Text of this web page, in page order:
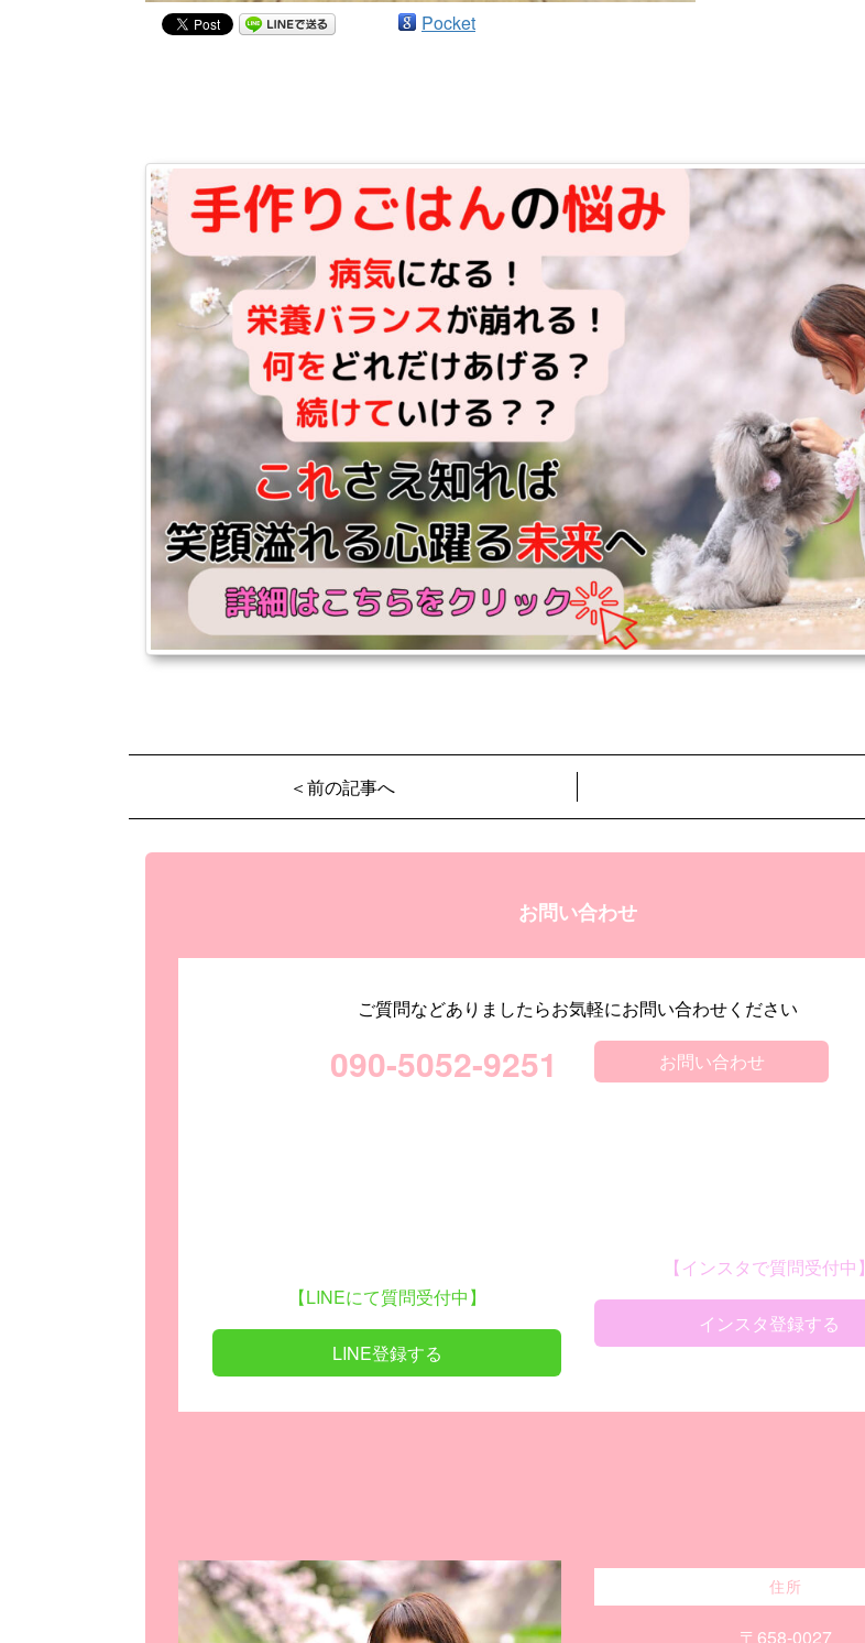
Pocket
＜前の記事へ
お問い合わせ
ご質問などありましたらお気軽にお問い合わせください
090-5052-9251 お問い合わせ
【LINEにて質問受付中】
LINE登録する
【インスタで質問受付中】
インスタ登録する
住所
〒658-0027